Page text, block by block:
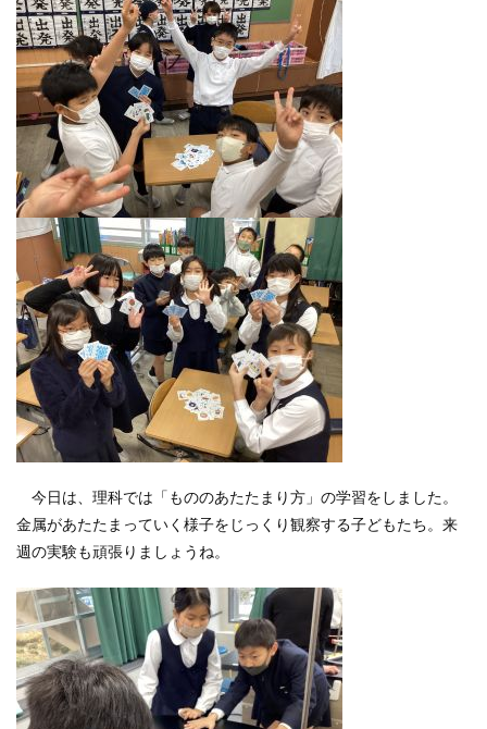
今日は、理科では「もののあたたまり方」の学習をしました。
金属があたたまっていく様子をじっくり観察する子どもたち。来
週の実験も頑張りましょうね。